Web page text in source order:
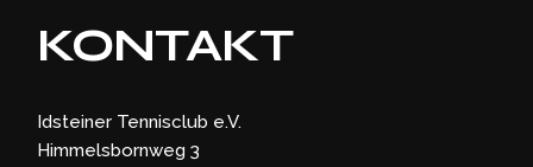
KONTAKT
Idsteiner Tennisclub e.V.
Himmelsbornweg 3